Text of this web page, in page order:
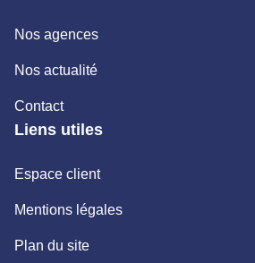
Nos agences
Nos actualité
Contact
Liens utiles
Espace client
Mentions légales
Plan du site